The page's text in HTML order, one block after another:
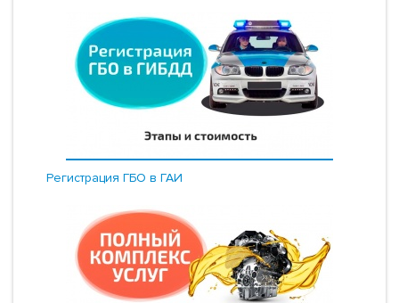
Регистрация ГБО в ГАИ